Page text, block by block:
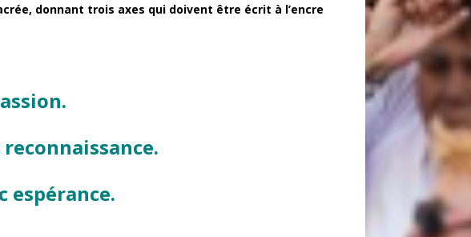
donnant trois axes qui doivent être écrit à l’encre
espérance.